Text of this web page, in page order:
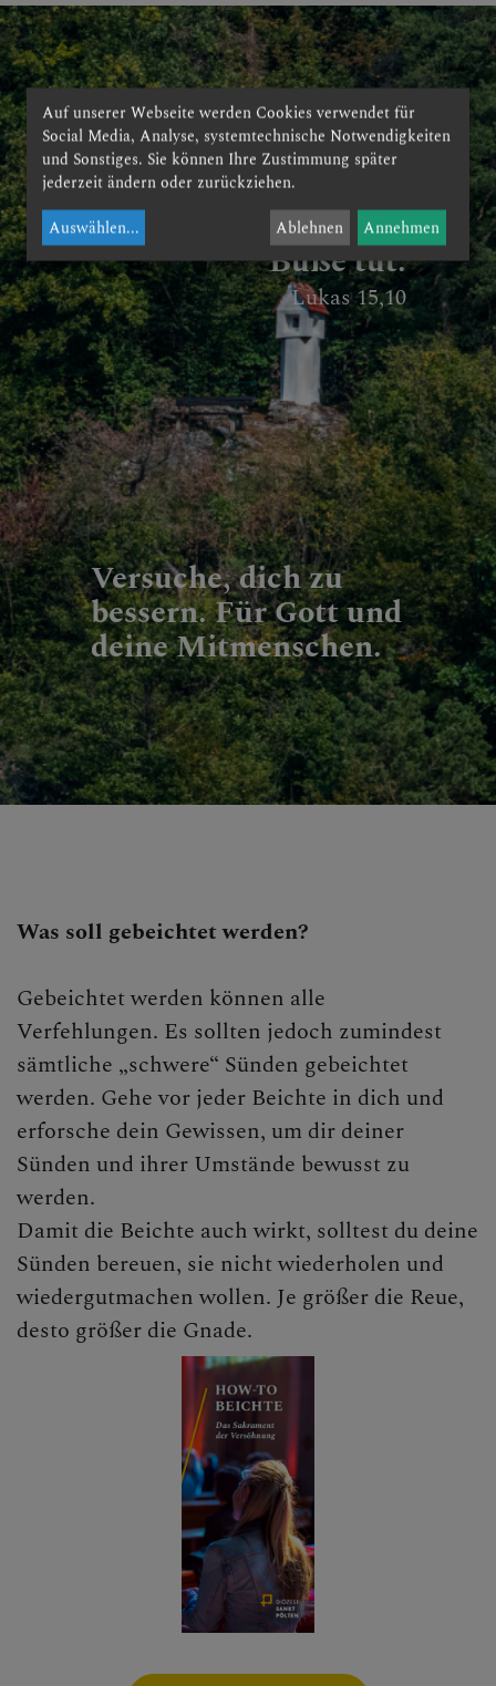
Freude vor den
Engeln Gottes über
einen Sünder, der
Buße tut.
Lukas 15,10
Versuche, dich zu
bessern. Für Gott und
deine Mitmenschen.
Was soll gebeichtet werden?
Gebeichtet werden können alle
Verfehlungen. Es sollten jedoch zumindest
sämtliche „schwere“ Sünden gebeichtet
werden. Gehe vor jeder Beichte in dich und
erforsche dein Gewissen, um dir deiner
Sünden und ihrer Umstände bewusst zu
werden.
Damit die Beichte auch wirkt, solltest du deine
Sünden bereuen, sie nicht wiederholen und
wiedergutmachen wollen. Je größer die Reue,
desto größer die Gnade.
Auf unserer Webseite werden Cookies verwendet für
Social Media, Analyse, systemtechnische Notwendigkeiten
und Sonstiges. Sie können Ihre Zustimmung später
jederzeit ändern oder zurückziehen.
Auswählen... Ablehnen Annehmen